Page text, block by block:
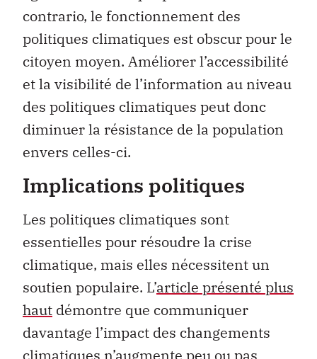
contrario, le fonctionnement des
politiques climatiques est obscur pour le
citoyen moyen. Améliorer l’accessibilité
et la visibilité de l’information au niveau
des politiques climatiques peut donc
diminuer la résistance de la population
envers celles-ci.
Implications politiques
Les politiques climatiques sont
essentielles pour résoudre la crise
climatique, mais elles nécessitent un
soutien populaire. L’article présenté plus
haut démontre que communiquer
davantage l’impact des changements